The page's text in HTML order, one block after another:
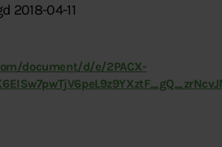
2018-04-11
document/d/e/2PACX-